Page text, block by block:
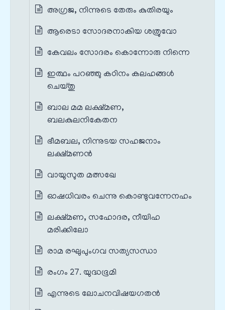
അഗ്രജ, നിന്നുടെ തേരും കുതിരയും
ആരെടാ സോദരനാകിയ ശത്രുവോ
കേവലം സോദരം കൊന്നോരു നിന്നെ
ഇത്ഥം പറഞ്ഞു കഠിനം കലഹങ്ങൾ
ചെയ്തു
ബാല മമ ലക്ഷ്മണ,
ബലകുലനികേതന
ഭീമബല, നിന്നുടയ സഹജനാം
ലക്ഷ്മണൻ
വായുസുത മത്സഖേ
ഓഷധിവരം ചെന്നു കൊണ്ടുവന്നേനഹം
ലക്ഷ്മണ, സഹോദര, നീയിഹ
മരിക്കിലോ
രാമ രഘുപുംഗവ സത്യസന്ധാ
രംഗം 27. യുദ്ധഭൂമി
എന്നുടെ ലോചനവിഷയഗതൻ